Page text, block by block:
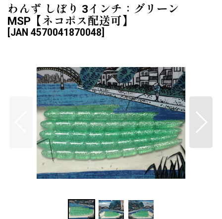
わんず しぼり 3インチ：グリーン
MSP【ネコポス配送可】
JAN 4570041870048